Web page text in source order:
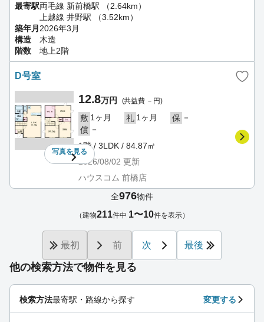
最寄駅両毛線 新前橋駅 （2.64km）
上越線 井野駅 （3.52km）
築年月 2026年3月
構造
木造
階数
地上2階
D号室
写真を見る
12.8万円 (共益費 －円)
敷 1ヶ月 礼 1ヶ月 保 －
償 －
1階 / 3LDK / 84.87㎡
2026/08/02 更新
ハウスコム 前橋店
他の検索方法で物件を見る
検索方法最寄駅・路線から探す 変更する
全976物件
（建物211件中 1〜10件を表示）
最初 前 次 最後